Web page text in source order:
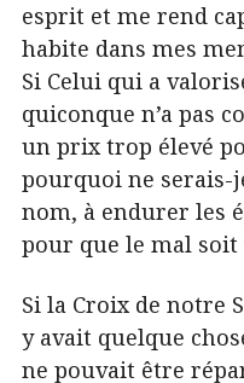
esprit et me rend
habite dans mes
Si Celui qui a
quiconque n’a pas
un prix trop élevé
pourquoi ne serais-
nom, à endurer les
pour que le mal soit
Si la Croix de notre
y avait quelque
ne pouvait être